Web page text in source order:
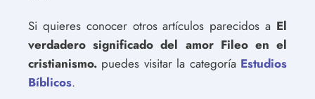
Si quieres conocer otros artículos parecidos a El
verdadero significado del amor Fileo en el
cristianismo. puedes visitar la categoría Estudios
Bíblicos.